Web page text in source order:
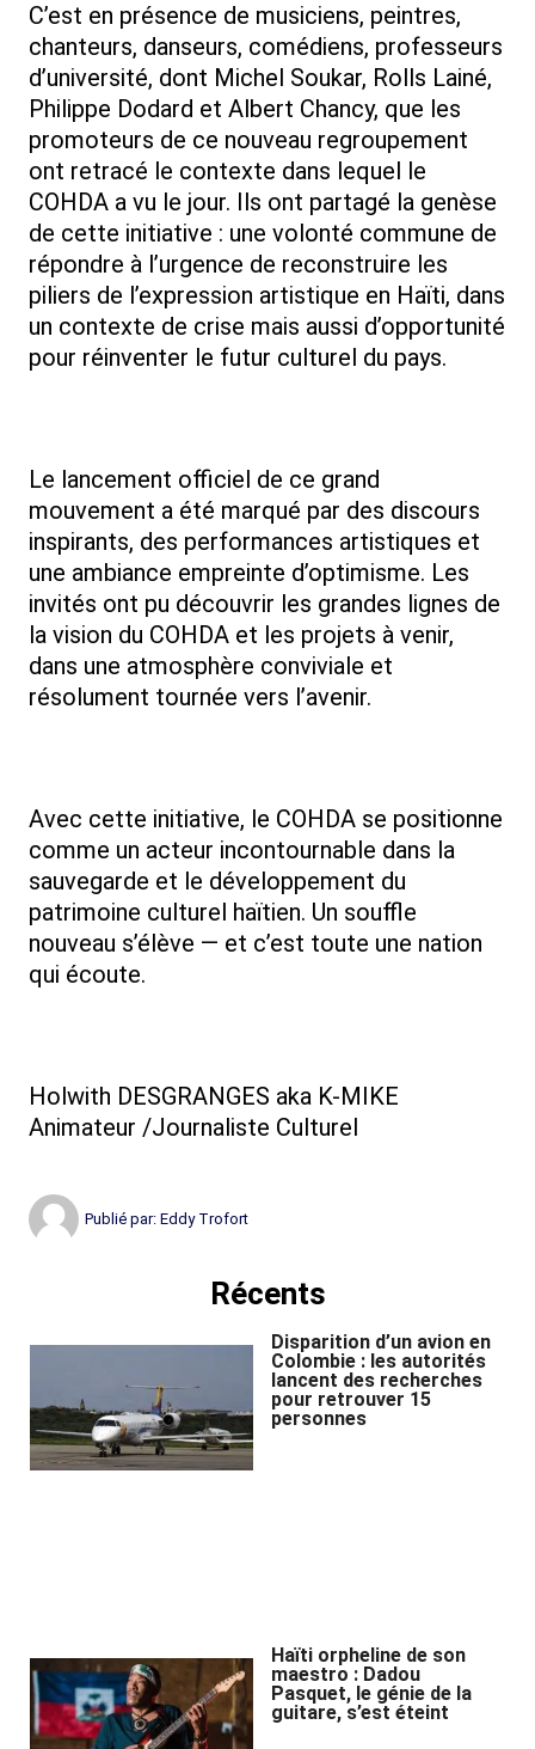
C’est en présence de musiciens, peintres,
chanteurs, danseurs, comédiens, professeurs
d’université, dont Michel Soukar, Rolls Lainé,
Philippe Dodard et Albert Chancy, que les
promoteurs de ce nouveau regroupement
ont retracé le contexte dans lequel le
COHDA a vu le jour. Ils ont partagé la genèse
de cette initiative : une volonté commune de
répondre à l’urgence de reconstruire les
piliers de l’expression artistique en Haïti, dans
un contexte de crise mais aussi d’opportunité
pour réinventer le futur culturel du pays.
Le lancement officiel de ce grand
mouvement a été marqué par des discours
inspirants, des performances artistiques et
une ambiance empreinte d’optimisme. Les
invités ont pu découvrir les grandes lignes de
la vision du COHDA et les projets à venir,
dans une atmosphère conviviale et
résolument tournée vers l’avenir.
Avec cette initiative, le COHDA se positionne
comme un acteur incontournable dans la
sauvegarde et le développement du
patrimoine culturel haïtien. Un souffle
nouveau s’élève — et c’est toute une nation
qui écoute.
Holwith DESGRANGES aka K-MIKE
Animateur /Journaliste Culturel
Publié par: Eddy Trofort
Récents
Disparition d’un avion en
Colombie : les autorités
lancent des recherches
pour retrouver 15
personnes
Haïti orpheline de son
maestro : Dadou
Pasquet, le génie de la
guitare, s’est éteint